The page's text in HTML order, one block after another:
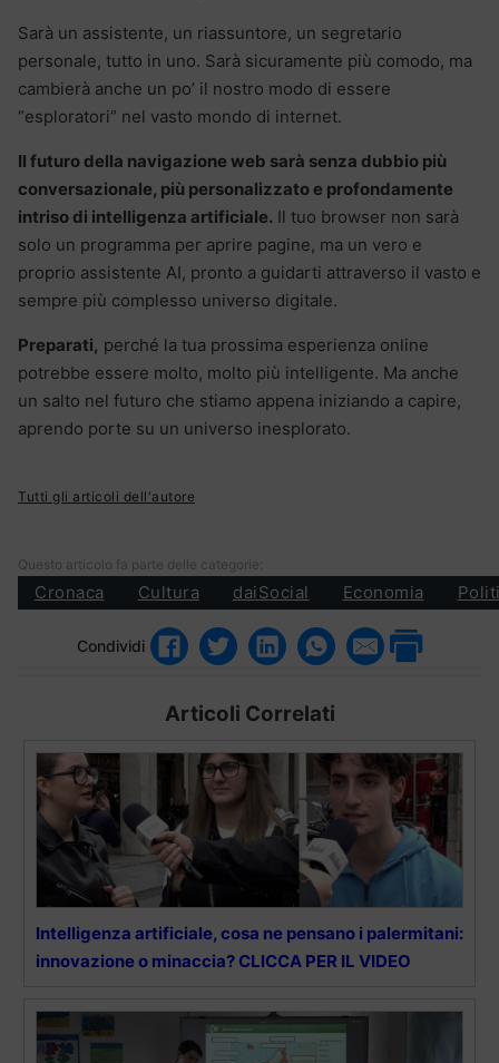
Sarà un assistente, un riassuntore, un segretario
personale, tutto in uno. Sarà sicuramente più comodo, ma
cambierà anche un po’ il nostro modo di essere
“esploratori” nel vasto mondo di internet.
Il futuro della navigazione web sarà senza dubbio più
conversazionale, più personalizzato e profondamente
intriso di intelligenza artificiale. Il tuo browser non sarà
solo un programma per aprire pagine, ma un vero e
proprio assistente AI, pronto a guidarti attraverso il vasto e
sempre più complesso universo digitale.
Preparati, perché la tua prossima esperienza online
potrebbe essere molto, molto più intelligente. Ma anche
un salto nel futuro che stiamo appena iniziando a capire,
aprendo porte su un universo inesplorato.
Tutti gli articoli dell'autore
Questo articolo fa parte delle categorie:
Cronaca Cultura daiSocial Economia
Condividi
Articoli Correlati
Intelligenza artificiale, cosa ne pensano i palermitani:
innovazione o minaccia? CLICCA PER IL VIDEO